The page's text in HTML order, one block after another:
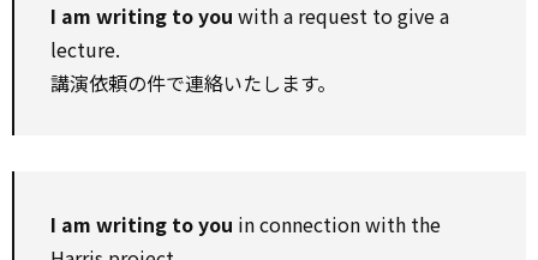
I am writing to you with a request to give a
lecture.
講演依頼の件で連絡いたします。
I am writing to you in connection with the